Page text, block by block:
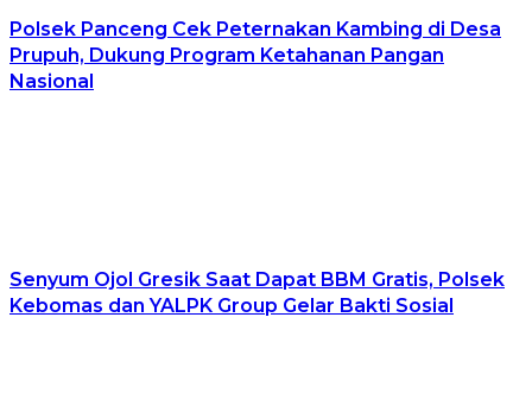
Polsek Panceng Cek Peternakan Kambing di Desa
Prupuh, Dukung Program Ketahanan Pangan
Nasional
Senyum Ojol Gresik Saat Dapat BBM Gratis, Polsek
Kebomas dan YALPK Group Gelar Bakti Sosial